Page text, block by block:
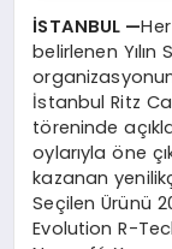
İSTANBUL —
belirlenen Yılın
İstanbul Ritz
töreninde
oylarıyla öne
kazanan
Seçilen Ürünü
Evolution R-